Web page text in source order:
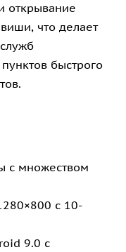
открывание
что делает
быстрого
с множеством
с 10-
9.0 с